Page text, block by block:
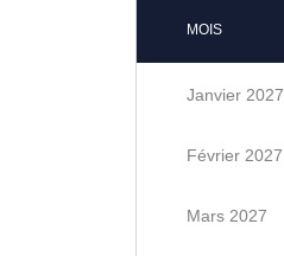
MOIS
Janvier 2027
Février 2027
Mars 2027